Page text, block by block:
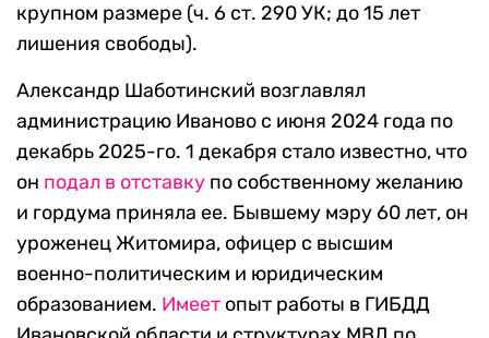
крупном размере (ч. 6 ст. 290 УК; до 15 лет
лишения свободы).
Александр Шаботинский возглавлял
администрацию Иваново с июня 2024 года по
декабрь 2025-го. 1 декабря стало известно, что
он подал в отставку по собственному желанию
и гордума приняла ее. Бывшему мэру 60 лет, он
уроженец Житомира, офицер с высшим
военно-политическим и юридическим
образованием. Имеет опыт работы в ГИБДД